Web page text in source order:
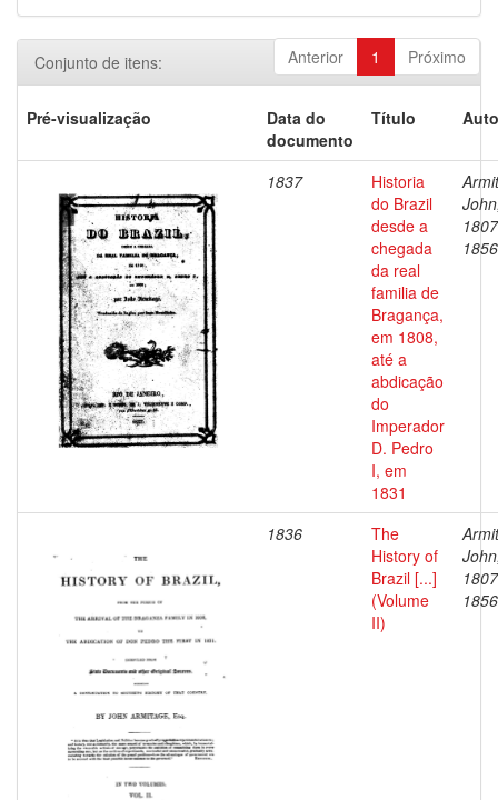
Anterior 1 Próximo
Conjunto de itens:
Pré-visualização
Data do
documento
Título
1837
Historia
do Brazil
desde a
chegada
da real
familia de
Bragança,
em 1808,
até a
abdicação
do
Imperador
D. Pedro
I, em
1831
1856
1836
The
History of
Brazil [...]
(Volume
II)
1856